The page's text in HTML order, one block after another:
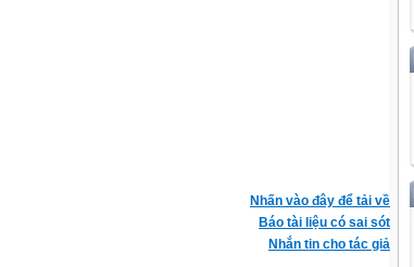
Nhấn vào đây để tải về
Báo tài liệu có sai sót
Nhắn tin cho tác giả